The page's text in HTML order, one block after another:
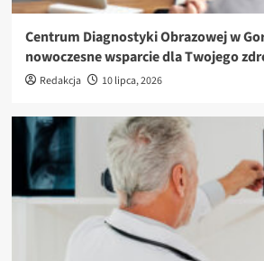
Centrum Diagnostyki Obrazowej w
nowoczesne wsparcie dla Twojego
Redakcja 10 lipca, 2026